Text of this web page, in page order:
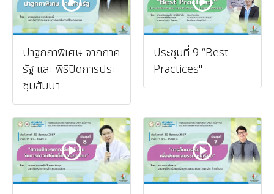
ปาฐกถาพิเศษ จากภาค
รัฐ และ พิธีปิดการประ
ชุมสัมนา
ประชุมที่ 9 “Best
Practices"